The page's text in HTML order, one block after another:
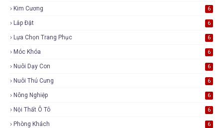
Kim Cương 6
Lắp Đặt 6
Lựa Chọn Trang Phục 6
Móc Khóa 6
Nuôi Dạy Con 6
Nuôi Thú Cưng 6
Nông Nghiệp 6
Nội Thất Ô Tô 6
Phòng Khách 6